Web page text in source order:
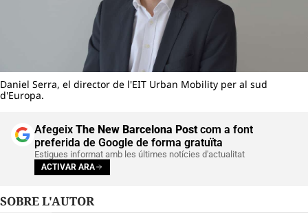
Daniel Serra, el director de l'EIT Urban Mobility per al sud
d'Europa.
Afegeix The New Barcelona Postcom a font
preferida de Google de forma gratuïta
Estigues informat amb les últimes notícies d'actualitat
ACTIVAR ARA
SOBRE L'AUTOR